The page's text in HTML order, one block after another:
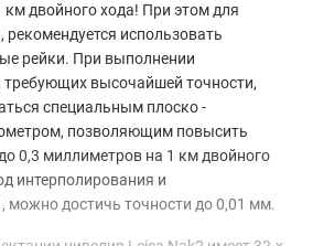
двойного хода! При этом для
использовать
рейки. При выполнении
требующих высочайшей точности,
специальным плоско -
позволяющим повысить
0,3 миллиметров на 1 км двойного
интерполирования и
можно достичь точности до 0,01 мм.